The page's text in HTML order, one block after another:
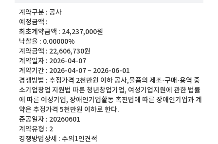
계약구분 :공사
예정금액 :
최초계약금액 : 24,237,000원
낙찰율 : 0.00000%
계약금액 : 22,606,730원
계약일자 : 2026-04-07
계약기간 : 2026-04-07 ~ 2026-06-01
경쟁방법 :추정가격 2천만원 이하 공사,물품의 제조·구매·용역 중
소기업창업 지원법 따른 청년창업기업, 여성기업지원에 관한 법률
에 따른 여성기업, 장애인기업활동 촉진법에 따른 장애인기업과 계
약은 추정가격 5천만원 이하로 한다.
준공일자 : 20260601
계약유형 : 2
경쟁방법상세 :수의1인견적